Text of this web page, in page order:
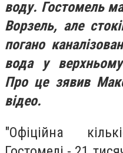
воду. Гостомель
Ворзель, але
погано
вода у
Про це зявив
відео.
"Офіційна